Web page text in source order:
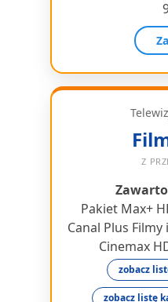
Z
Pakiet Max+
Canal Plus Filmy
Cinemax
zobacz
zobacz listę